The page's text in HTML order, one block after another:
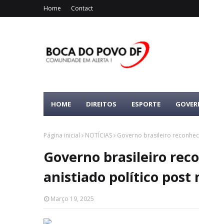
Home Contact
HOME DIREITOS ESPORTE
Página inicial NOTÍCIAS Governo brasileiro
Governo brasileiro
anistiado político post
Março 19, 2025